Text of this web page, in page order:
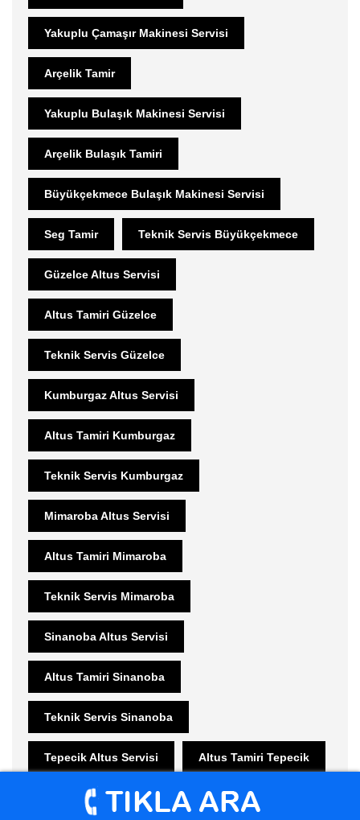
Yakuplu Çamaşır Makinesi Servisi
Arçelik Tamir
Yakuplu Bulaşık Makinesi Servisi
Arçelik Bulaşık Tamiri
Büyükçekmece Bulaşık Makinesi Servisi
Seg Tamir Teknik Servis Büyükçekmece
Güzelce Altus Servisi
Altus Tamiri Güzelce
Teknik Servis Güzelce
Kumburgaz Altus Servisi
Altus Tamiri Kumburgaz
Teknik Servis Kumburgaz
Mimaroba Altus Servisi
Altus Tamiri Mimaroba
Teknik Servis Mimaroba
Sinanoba Altus Servisi
Altus Tamiri Sinanoba
Teknik Servis Sinanoba
Tepecik Altus Servisi Altus Tamiri Tepecik
Teknik Servis Tepecik